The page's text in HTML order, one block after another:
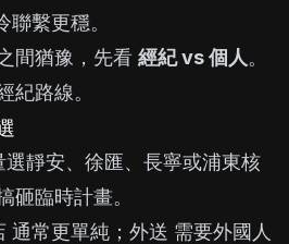
繫更穩。
間猶豫，先看 經紀 vs 個人。
紀路線。
靜安、徐匯、長寧或浦東核
砸臨時計畫。
通常更單純； 外送 需要外國人